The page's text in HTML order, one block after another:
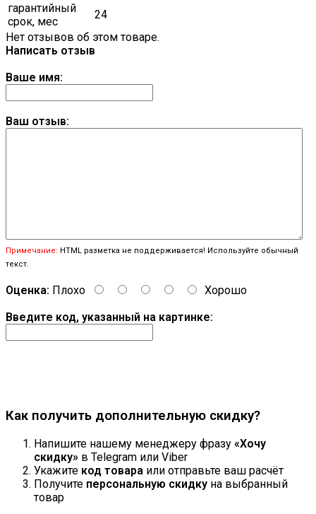
гарантийный
срок, мес
24
Нет отзывов об этом товаре.
Написать отзыв
Ваше имя:
Ваш отзыв:
Примечание: HTML разметка не поддерживается! Используйте обычный
текст.
Оценка: Плохо
Хорошо
Введите код, указанный на картинке:
Как получить дополнительную скидку?
Напишите нашему менеджеру фразу «Хочу
скидку» в Telegram или Viber
Укажите код товара или отправьте ваш расчёт
Получите персональную скидку на выбранный
товар